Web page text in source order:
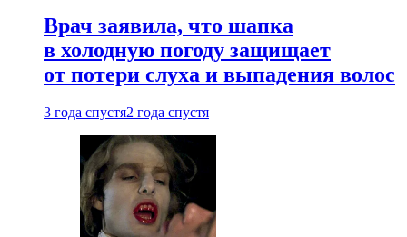
Врач заявила, что шапка
в холодную погоду защищает
от потери слуха и выпадения волос
3 года спустя2 года спустя